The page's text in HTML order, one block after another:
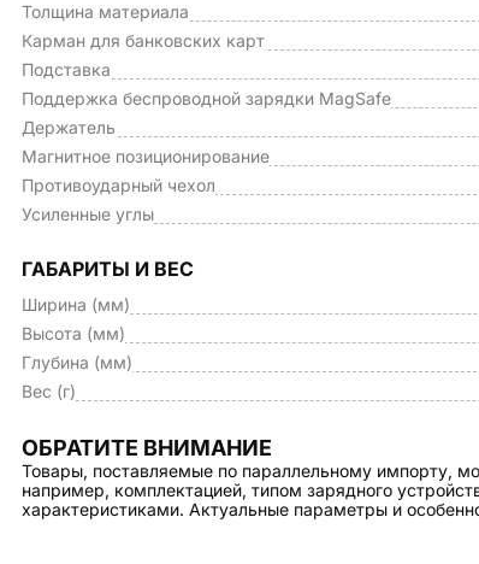
Толщина материала
Карман для банковских карт
Подставка
Поддержка беспроводной зарядки MagSafe
Держатель
Магнитное позиционирование
Противоударный чехол
Усиленные углы
ГАБАРИТЫ И ВЕС
Ширина (мм)
Высота (мм)
Глубина (мм)
Вес (г)
ОБРАТИТЕ ВНИМАНИЕ
Товары, поставляемые по параллельному импорту,
например, комплектацией, типом зарядного
характеристиками. Актуальные параметры и